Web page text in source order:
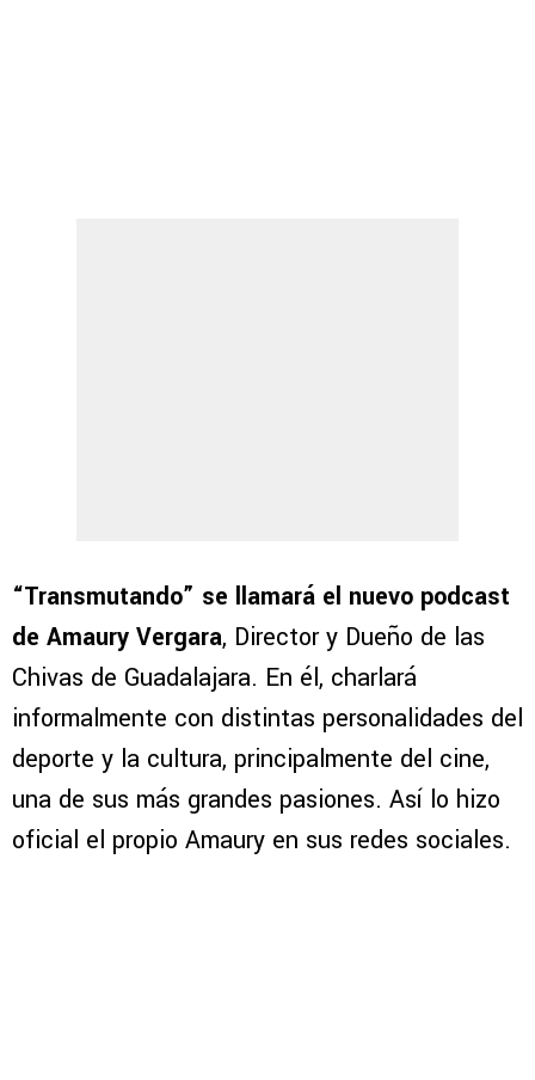
“Transmutando” se llamará el nuevo podcast
de Amaury Vergara, Director y Dueño de las
Chivas de Guadalajara. En él, charlará
informalmente con distintas personalidades del
deporte y la cultura, principalmente del cine,
una de sus más grandes pasiones. Así lo hizo
oficial el propio Amaury en sus redes sociales.